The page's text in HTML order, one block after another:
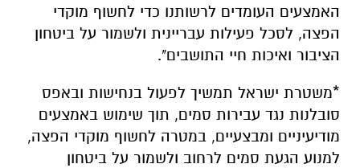
האמצעים העומדים לרשותנו כדי לחשוף מוקדי
הפצה, לסכל פעילות עבריינית ולשמור על ביטחון
הציבור ואיכות חיי התושבים".
*משטרת ישראל תמשיך לפעול בנחישות ובאפס
סובלנות נגד עבירות סמים, תוך שימוש באמצעים
מודיעיניים ומבצעיים, במטרה לחשוף מוקדי הפצה,
למנוע הגעת סמים לרחוב ולשמור על ביטחון